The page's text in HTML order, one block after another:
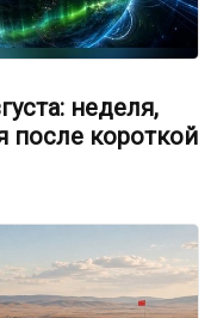
неделя,
после короткой